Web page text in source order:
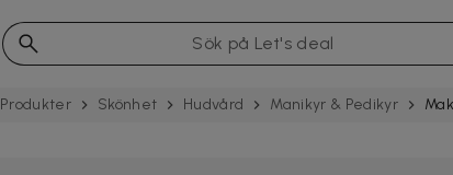
Produkter Skönhet Hudvård Manikyr & Pedikyr